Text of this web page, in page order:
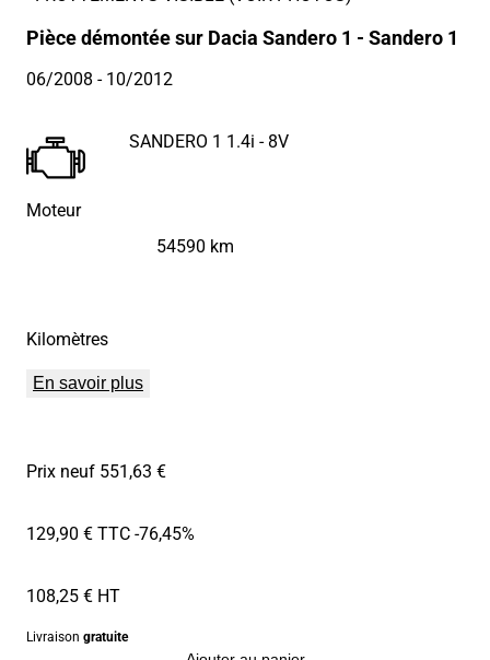
Pièce démontée sur Dacia Sandero 1 - Sandero 1
06/2008- 10/2012
Moteur
SANDERO 1 1.4i - 8V
Kilomètres
54590 km
En savoir plus
Prix neuf 551,63 €
129,90 € TTC-76,45%
108,25 € HT
Livraison gratuite